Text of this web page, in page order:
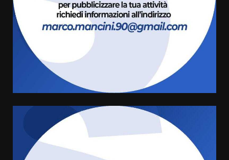
7 Agosto 2026 06:05
US Fasano, Scianaro: “Profonda
amarezza per esclusione dal
campionato di calcio”
Fasanese ferito a colpi di arma
da fuoco
6 Agosto 2026 18:13